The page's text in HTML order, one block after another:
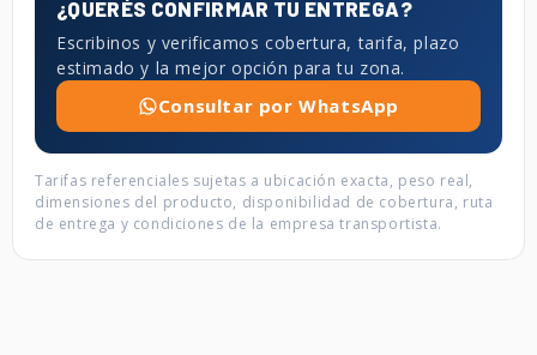
¿QUERÉS CONFIRMAR TU ENTREGA?
Escribinos y verificamos cobertura, tarifa, plazo
estimado y la mejor opción para tu zona.
Consultar por WhatsApp
Tarifas referenciales sujetas a ubicación exacta, peso real,
dimensiones del producto, disponibilidad de cobertura, ruta
de entrega y condiciones de la empresa transportista.